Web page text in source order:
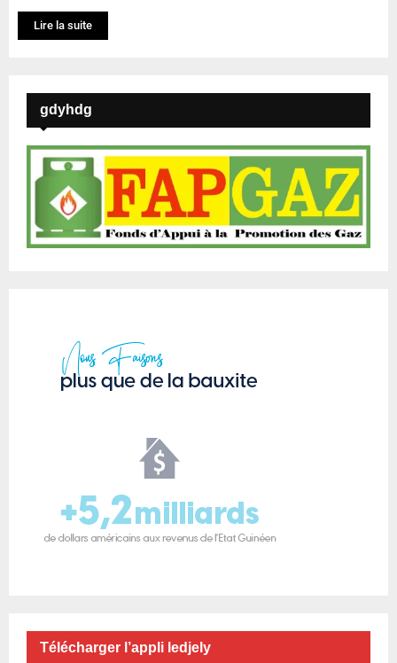
Lire la suite
gdyhdg
Télécharger l’appli ledjely